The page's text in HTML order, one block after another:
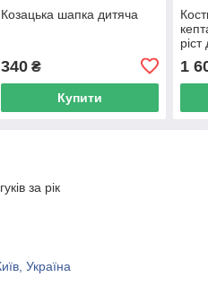
Козацька шапка дитяча
340₴
Купити
1
за рік
Україна